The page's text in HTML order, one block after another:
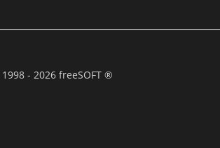
- 2026 freeSOFT ®